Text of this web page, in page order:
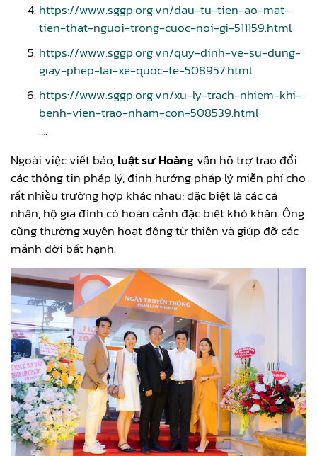
https://www.sggp.org.vn/dau-tu-tien-ao-mat-
tien-that-nguoi-trong-cuoc-noi-gi-511159.html
https://www.sggp.org.vn/quy-dinh-ve-su-dung-
giay-phep-lai-xe-quoc-te-508957.html
https://www.sggp.org.vn/xu-ly-trach-nhiem-khi-
benh-vien-trao-nham-con-508539.html
….
Ngoài việc viết báo,luật sư Hoàngvẫn hỗ trợ trao đổi
các thông tin pháp lý, định hướng pháp lý miễn phí cho
rất nhiều trường hợp khác nhau; đặc biệt là các cá
nhân, hộ gia đình có hoàn cảnh đặc biệt khó khăn. Ông
cũng thường xuyên hoạt động từ thiện và giúp đỡ các
mảnh đời bất hạnh.